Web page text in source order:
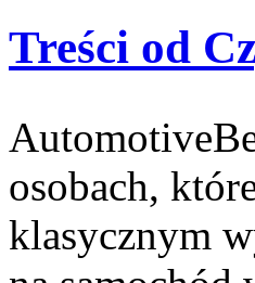
Treści od
osobach,
klasycznym